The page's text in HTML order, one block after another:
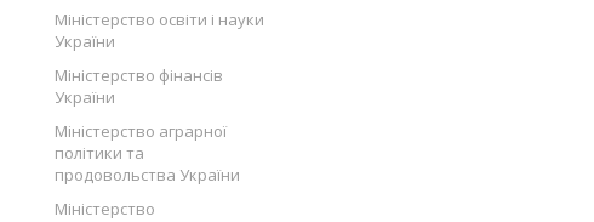
Міністерство освіти і науки
України
Міністерство фінансів
України
Міністерство аграрної
політики та
продовольства України
Міністерство